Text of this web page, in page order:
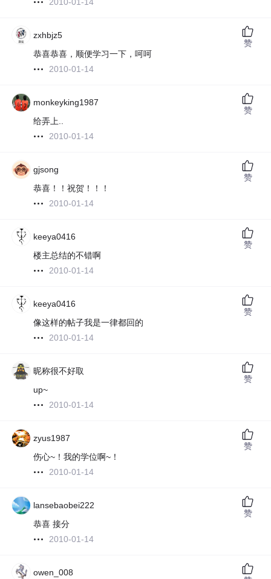
2010-01-14
zxhbjz5
恭喜恭喜，顺便学习一下，呵呵
2010-01-14
赞
monkeyking1987
给弄上..
2010-01-14
赞
gjsong
恭喜！！祝贺！！！
2010-01-14
赞
keeya0416
楼主总结的不错啊
2010-01-14
赞
keeya0416
像这样的帖子我是一律都回的
2010-01-14
赞
昵称很不好取
up~
2010-01-14
赞
zyus1987
伤心~！我的学位啊~！
2010-01-14
赞
lansebaobei222
恭喜 接分
2010-01-14
赞
owen_008